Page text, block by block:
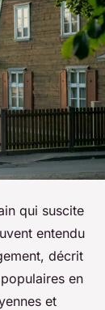
qui suscite
entendu
décrit
en
et